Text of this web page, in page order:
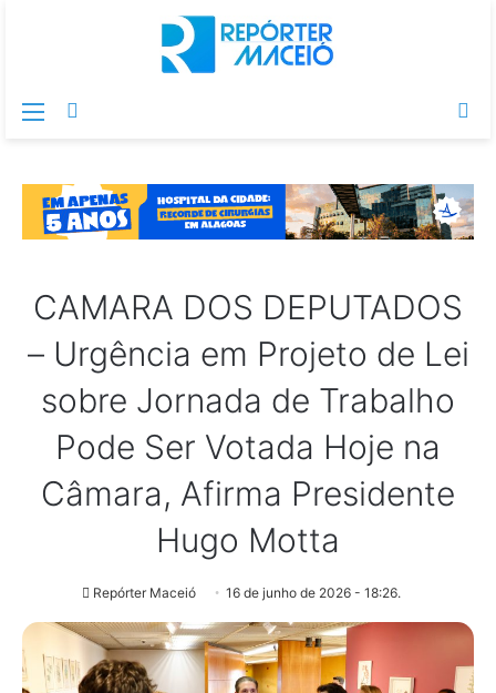
Menu
CAMARA DOS DEPUTADOS
– Urgência em Projeto de Lei
sobre Jornada de Trabalho
Pode Ser Votada Hoje na
Câmara, Afirma Presidente
Hugo Motta
Repórter Maceió 16 de junho de 2026 - 18:26.